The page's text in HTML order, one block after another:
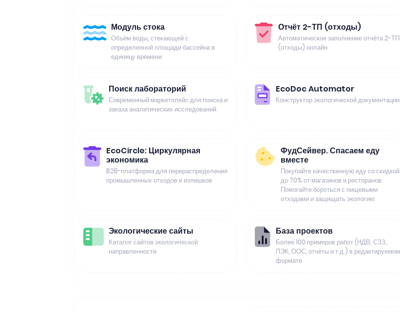
Модуль стока
Объём воды, стекающей с
определенной площади бассейна в
единицу времени
Отчёт 2-ТП (отходы)
Автоматическое заполнение отчёта 2-ТП
(отходы) онлайн
Поиск лабораторий
Современный маркетплейс для поиска и
заказа аналитических исследований
EcoDoc Automator
Конструктор экологической документации
EcoCircle: Циркулярная
экономика
B2B-платформа для перераспределения
промышленных отходов и излишков
ФудСейвер. Спасаем еду
вместе
Покупайте качественную еду со скидкой
до 70% от магазинов и ресторанов.
Помогайте бороться с пищевыми
отходами и защищать экологию
Экологические сайты
Каталог сайтов экологической
направленности
База проектов
Более 100 примеров работ (НДВ, СЗЗ,
ПЭК, ООС, отчёты и т.д.) в редактируемом
формате